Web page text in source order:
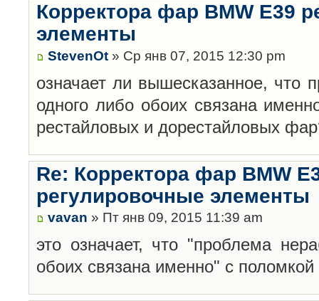
Корректора фар BMW E39
элементы
StevenOt » Ср янв 07, 2015 12:30 pm
означает ли вышесказанное, что
одного либо обоих связана
рестайловых и дорестайловых
Re: Корректора фар BMW
регулировочные элементы
vavan » Пт янв 09, 2015 11:39 am
это означает, что "проблема
обоих связана именно" с